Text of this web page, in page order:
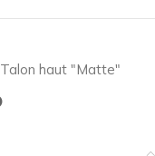
Talon haut "Matte"